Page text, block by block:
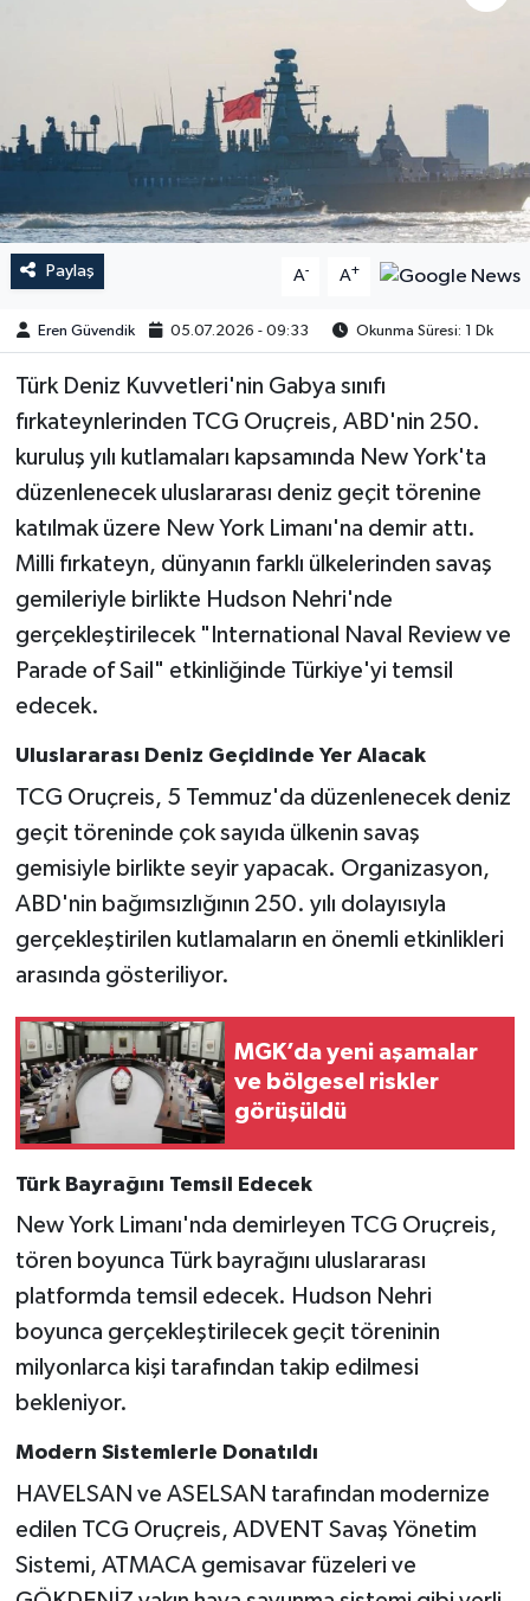
Paylaş A- A+
Eren Güvendik 05.07.2026 - 09:33 Okunma Süresi: 1 Dk
Türk Deniz Kuvvetleri'nin Gabya sınıfı
fırkateynlerinden TCG Oruçreis, ABD'nin 250.
kuruluş yılı kutlamaları kapsamında New York'ta
düzenlenecek uluslararası deniz geçit törenine
katılmak üzere New York Limanı'na demir attı.
Milli fırkateyn, dünyanın farklı ülkelerinden savaş
gemileriyle birlikte Hudson Nehri'nde
gerçekleştirilecek "International Naval Review ve
Parade of Sail" etkinliğinde Türkiye'yi temsil
edecek.
Uluslararası Deniz Geçidinde Yer Alacak
TCG Oruçreis, 5 Temmuz'da düzenlenecek deniz
geçit töreninde çok sayıda ülkenin savaş
gemisiyle birlikte seyir yapacak. Organizasyon,
ABD'nin bağımsızlığının 250. yılı dolayısıyla
gerçekleştirilen kutlamaların en önemli etkinlikleri
arasında gösteriliyor.
MGK’da yeni aşamalar
ve bölgesel riskler
görüşüldü
Türk Bayrağını Temsil Edecek
New York Limanı'nda demirleyen TCG Oruçreis,
tören boyunca Türk bayrağını uluslararası
platformda temsil edecek. Hudson Nehri
boyunca gerçekleştirilecek geçit töreninin
milyonlarca kişi tarafından takip edilmesi
bekleniyor.
Modern Sistemlerle Donatıldı
HAVELSAN ve ASELSAN tarafından modernize
edilen TCG Oruçreis, ADVENT Savaş Yönetim
Sistemi, ATMACA gemisavar füzeleri ve